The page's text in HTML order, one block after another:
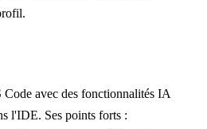
avec des fonctionnalités IA
l'IDE. Ses points forts :